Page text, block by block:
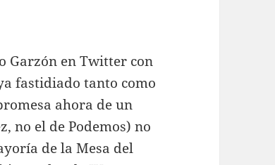
Garzón en Twitter con
fastidiado tanto como
ahora de un
no el de Podemos) no
de la Mesa del